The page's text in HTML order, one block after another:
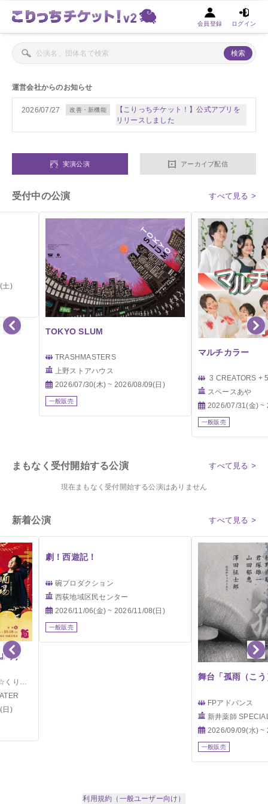
会員登録 ログイン
検索
運営会社からのお知らせ
2026/07/27 改善・新機能
【こりっちチケット！】公式アプリを
リリースしました
実演公演 アーカイブ配信
受付中の公演 すべて見る >
土)
TOKYO SLUM
TRASHMASTERS
上野ストアハウス
2026/07/30(木) ~ 2026/08/09(日)
一般販売
マルチカラー
3 CREATORS +
スペースあや
2026/07/31(金) ~
一般販売
まもなく受付開始する公演 すべて見る >
現在まもなく受付開始する公演はありません
新着公演 すべて見る >
う)
ん」
日)
劇！西遊記！
碗プロダクション
西荻地域区民センター
2026/11/06(金) ~ 2026/11/08(日)
一般販売
舞台「孤雨（こう
FPアドバンス
新井薬師
2026/09/09(水) ~
一般販売
利用規約（一般ユーザー向け）